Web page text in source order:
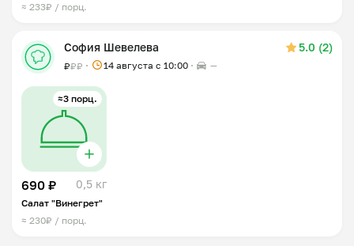
≈ 233₽ / порц.
София Шевелева 5.0 (2)
₽₽₽ 14 августа с 10:00 —
≈3 порц.
690 ₽ 0,5 кг
Салат "Винегрет"
≈ 230₽ / порц.